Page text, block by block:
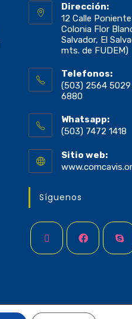
Dirección:
12 Calle
Colonia Flor
Salvador, El
mts. de FUDEM)
Telefonos:
(503) 2564
6880
Whatsapp:
(503) 7472 1418
Sitio web:
Síguenos